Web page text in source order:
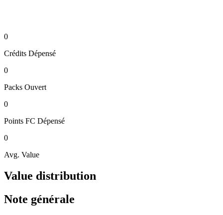
0
Crédits Dépensé
0
Packs Ouvert
0
Points FC Dépensé
0
Avg. Value
Value distribution
Note générale